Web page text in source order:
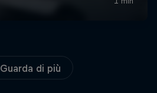
Guarda di più